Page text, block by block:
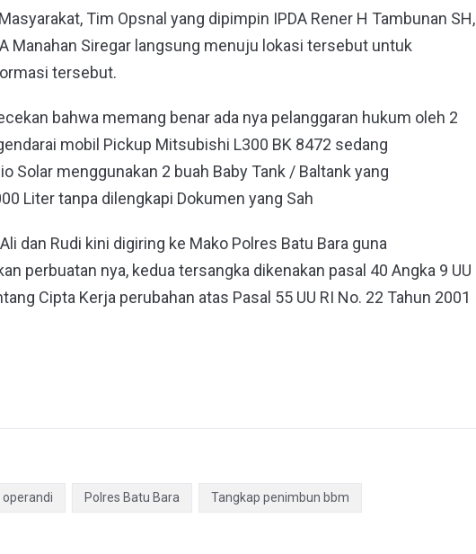
Tim Opsnal yang dipimpin IPDA Rener H Tambunan SH,
Manahan Siregar langsung menuju lokasi tersebut untuk
tersebut.
bahwa memang benar ada nya pelanggaran hukum oleh 2
mobil Pickup Mitsubishi L300 BK 8472 sedang
Solar menggunakan 2 buah Baby Tank / Baltank yang
Liter tanpa dilengkapi Dokumen yang Sah
dan Rudi kini digiring ke Mako Polres Batu Bara guna
perbuatan nya, kedua tersangka dikenakan pasal 40 Angka 9 UU
Cipta Kerja perubahan atas Pasal 55 UU RI No. 22 Tahun 2001
operandi Polres Batu Bara Tangkap penimbun bbm